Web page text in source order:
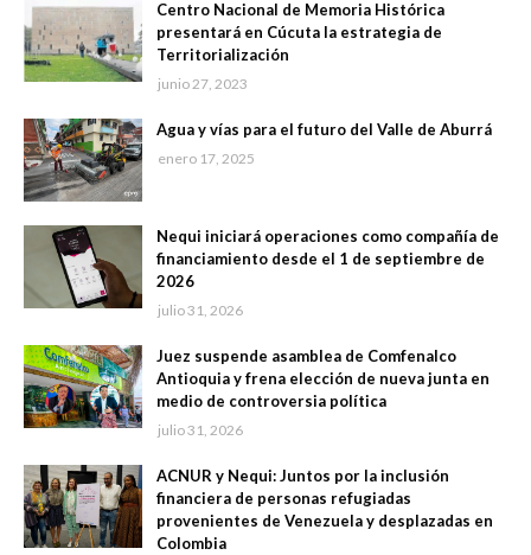
Centro Nacional de Memoria Histórica
presentará en Cúcuta la estrategia de
Territorialización
junio 27, 2023
Agua y vías para el futuro del Valle de Aburrá
enero 17, 2025
Nequi iniciará operaciones como compañía de
financiamiento desde el 1 de septiembre de
2026
julio 31, 2026
Juez suspende asamblea de Comfenalco
Antioquia y frena elección de nueva junta en
medio de controversia política
julio 31, 2026
ACNUR y Nequi: Juntos por la inclusión
financiera de personas refugiadas
provenientes de Venezuela y desplazadas en
Colombia